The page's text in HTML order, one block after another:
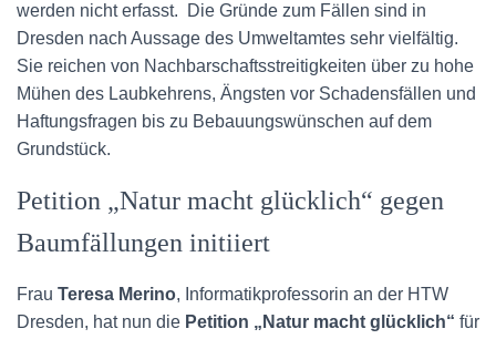
werden nicht erfasst. Die Gründe zum Fällen sind in
Dresden nach Aussage des Umweltamtes sehr vielfältig.
Sie reichen von Nachbarschaftsstreitigkeiten über zu hohe
Mühen des Laubkehrens, Ängsten vor Schadensfällen und
Haftungsfragen bis zu Bebauungswünschen auf dem
Grundstück.
Petition „Natur macht glücklich“ gegen
Baumfällungen initiiert
Frau Teresa Merino, Informatikprofessorin an der HTW
Dresden, hat nun die Petition „Natur macht glücklich“ für